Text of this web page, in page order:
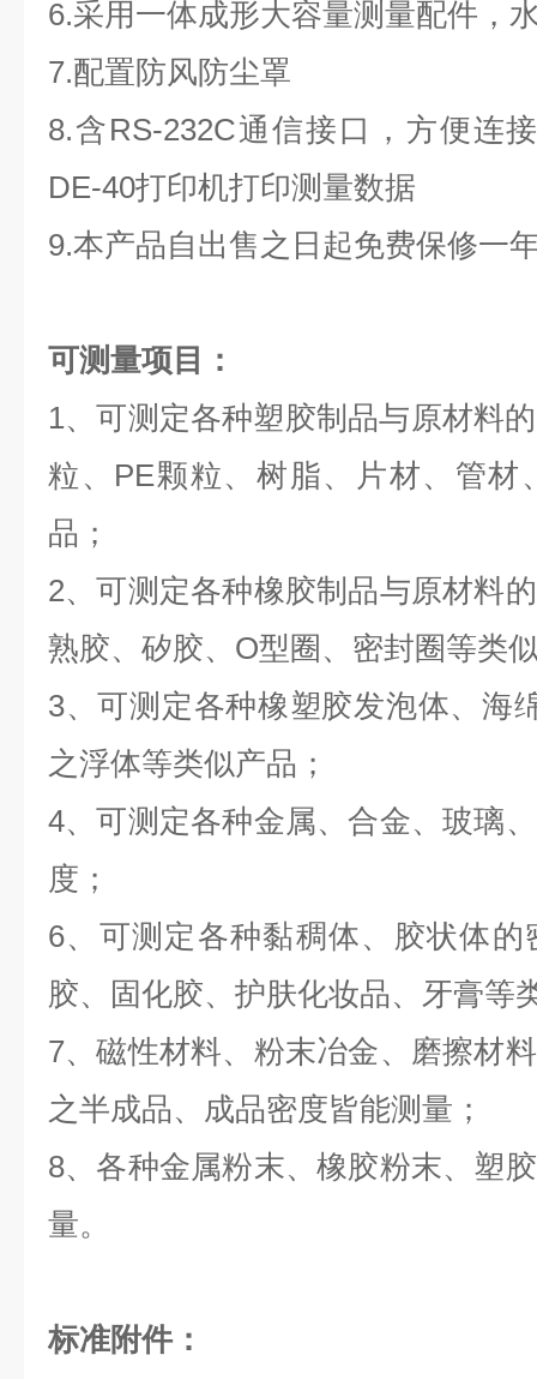
6.采用一体成形大容量测量配件，
7.配置防风防尘罩
8.含RS-232C通信接口，方便连
DE-40打印机打印测量数据
9.本产品自出售之日起免费保修一
可测量项目：
1、可测定各种塑胶制品与原材料
粒、PE颗粒、树脂、片材、管材
品；
2、可测定各种橡胶制品与原材料
熟胶、矽胶、O型圈、密封圈等类
3、可测定各种橡塑胶发泡体、海
之浮体等类似产品；
4、可测定各种金属、合金、玻璃
度；
6、可测定各种黏稠体、胶状体
胶、固化胶、护肤化妆品、牙膏等
7、磁性材料、粉末冶金、磨擦材
之半成品、成品密度皆能测量；
8、各种金属粉末、橡胶粉末、塑
量。
标准附件：